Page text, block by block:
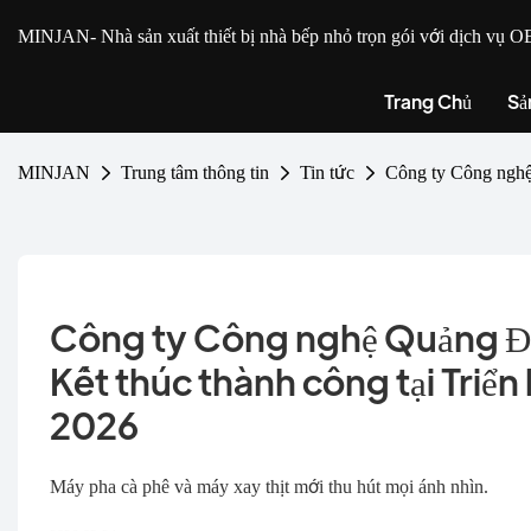
MINJAN- Nhà sản xuất thiết bị nhà bếp nhỏ trọn gói với dịch vụ
Trang Chủ
MINJAN Trung tâm thông tin Tin tức Công ty Công
Công ty Công nghệ Quảng
Kết thúc thành công tại
2026
Máy pha cà phê và máy xay thịt mới thu hút mọi ánh nhìn.